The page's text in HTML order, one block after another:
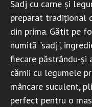
Sadj cu carne și
preparat tradițional
din prima. Gătit pe
numită "sadj",
fiecare păstrându-și
cărnii cu legumele
mâncare suculent,
perfect pentru o